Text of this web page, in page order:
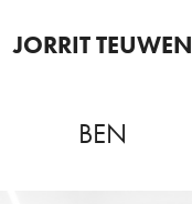
JORRIT TEUWEN
BEN